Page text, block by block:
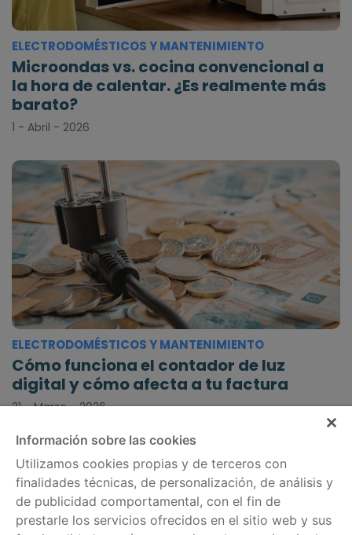
ELECTRODOMÉSTICOS Y MANTENIMIENTO
Microondas vs. cocina convencional a
la hora de calentar. ¿Es realmente más
barato?
1 - Abril - 2026
ELECTRODOMÉSTICOS Y MANTENIMIENTO
Cómo funciona el contador de luz
digital y cómo afecta a tu factura
31 - Marzo - 2026
Información legal Servicios
Información sobre las cookies
Utilizamos cookies propias y de terceros con
finalidades técnicas, de personalización, de análisis y
de publicidad comportamental, con el fin de
prestarle los servicios ofrecidos en el sitio web y sus